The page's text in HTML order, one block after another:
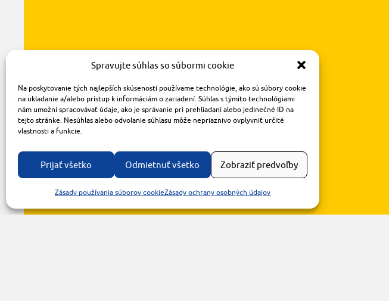
Spravujte súhlas so súbormi cookie
Na poskytovanie tých najlepších skúseností používame technológie, ako sú súbory cookie
na ukladanie a/alebo prístup k informáciám o zariadení. Súhlas s týmito technológiami
nám umožní spracovávať údaje, ako je správanie pri prehliadaní alebo jedinečné ID na
tejto stránke. Nesúhlas alebo odvolanie súhlasu môže nepriaznivo ovplyvniť určité
vlastnosti a funkcie.
Prijať všetko Odmietnuť všetko Zobraziť predvoľby
Zásady používania súborov cookieZásady ochrany osobných údajov